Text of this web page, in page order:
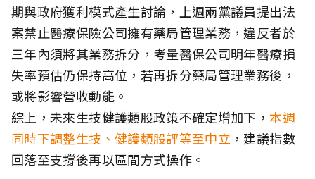
期與政府獲利模式產生討論，上週兩黨議員提出法
案禁止醫療保險公司擁有藥局管理業務，違反者於
三年內須將其業務拆分，考量醫保公司明年醫療損
失率預估仍保持高位，若再拆分藥局管理業務後，
或將影響營收動能。
綜上，未來生技健護類股政策不確定增加下，本週
同時下調整生技、健護類股評等至中立 ，建議指數
回落至支撐後再以區間方式操作。